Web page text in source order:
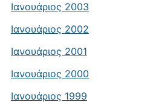
Ιανουάριος 2003
Ιανουάριος 2002
Ιανουάριος 2001
Ιανουάριος 2000
Ιανουάριος 1999